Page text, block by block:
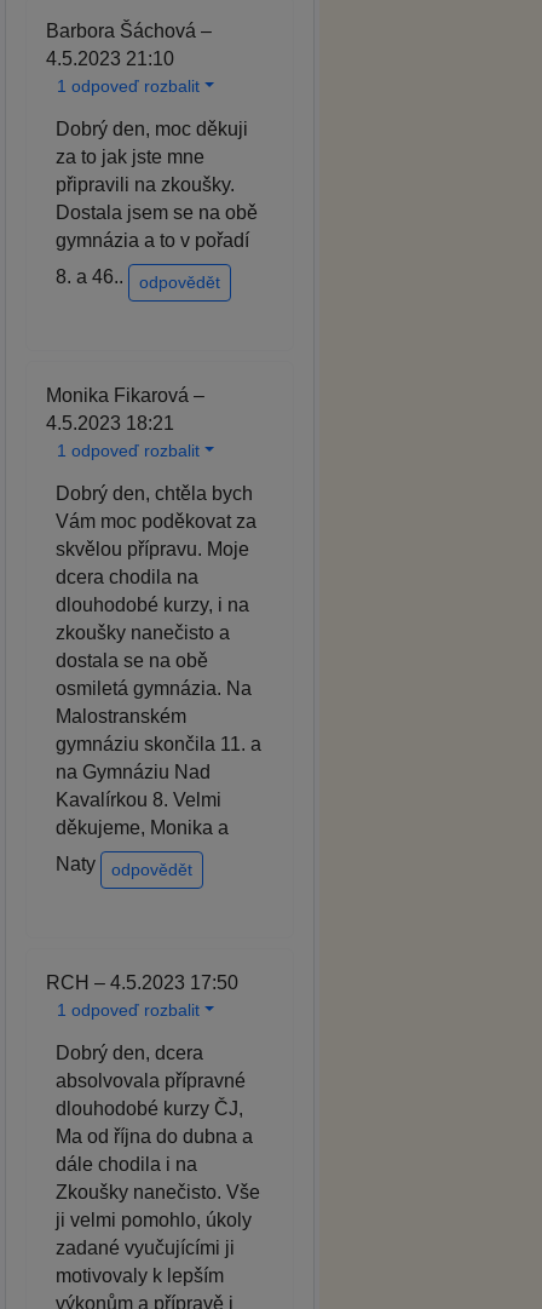
Barbora Šáchová –
4.5.2023 21:10
1 odpoveď rozbalit
Dobrý den, moc děkuji
za to jak jste mne
připravili na zkoušky.
Dostala jsem se na obě
gymnázia a to v pořadí
8. a 46..
odpovědět
Monika Fikarová –
4.5.2023 18:21
1 odpoveď rozbalit
Dobrý den, chtěla bych
Vám moc poděkovat za
skvělou přípravu. Moje
dcera chodila na
dlouhodobé kurzy, i na
zkoušky nanečisto a
dostala se na obě
osmiletá gymnázia. Na
Malostranském
gymnáziu skončila 11. a
na Gymnáziu Nad
Kavalírkou 8. Velmi
děkujeme, Monika a
Naty
odpovědět
RCH – 4.5.2023 17:50
1 odpoveď rozbalit
Dobrý den, dcera
absolvovala přípravné
dlouhodobé kurzy ČJ,
Ma od října do dubna a
dále chodila i na
Zkoušky nanečisto. Vše
ji velmi pomohlo, úkoly
zadané vyučujícími ji
motivovaly k lepším
výkonům a přípravě i